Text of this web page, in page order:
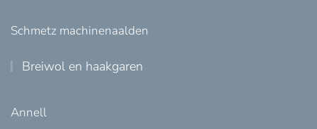
Schmetz machinenaalden
Breiwol en haakgaren
Annell